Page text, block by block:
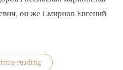
он же Смирнов Евгений
reading«Зайферт